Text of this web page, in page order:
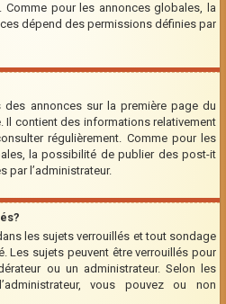
pour les annonces globales, la
dépend des permissions définies par
annonces sur la première page du
Il contient des informations relativement
régulièrement. Comme pour les
la possibilité de publier des post-it
par l’administrateur.
les sujets verrouillés et tout sondage
Les sujets peuvent être verrouillés pour
ou un administrateur. Selon les
vous pouvez ou non